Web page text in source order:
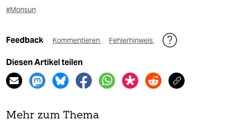
#Monsun
Feedback Kommentieren Fehlerhinweis
Diesen Artikel teilen
Mehr zum Thema